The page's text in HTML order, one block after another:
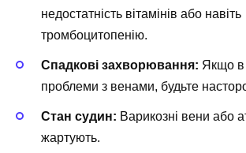
недостатність вітамінів або навіть
тромбоцитопенію.
Спадкові захворювання: Якщо в
проблеми з венами, будьте
Стан судин: Варикозні вени або
жартують.